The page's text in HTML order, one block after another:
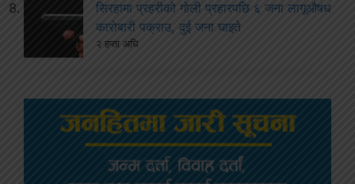
सिरहामा प्रहरीको गोली प्रहारपछि ६ जना लागूऔषध
कारोबारी पक्राउ, दुई जना घाइते
२ हप्ता अघि